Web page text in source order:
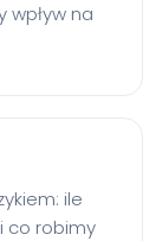
wpływ na
ile
co robimy